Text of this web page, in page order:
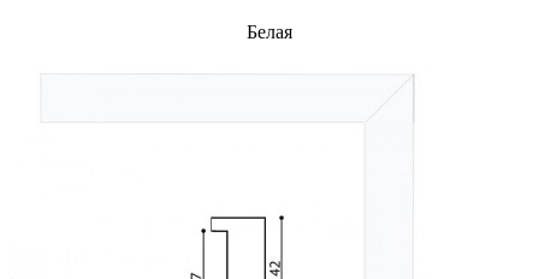
Белая